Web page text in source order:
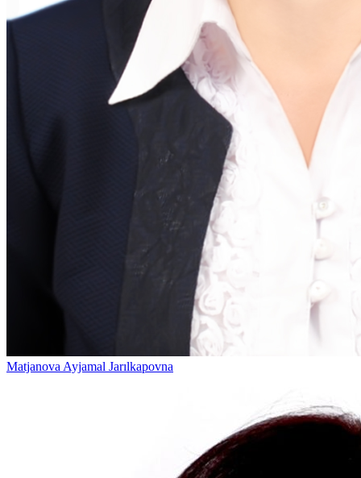
Matjanova Ayjamal Jarılkapovna